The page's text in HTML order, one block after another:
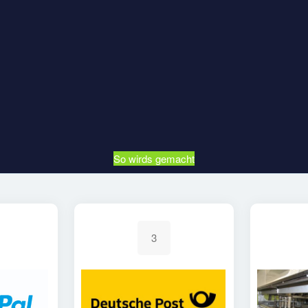
So wirds gemacht
3